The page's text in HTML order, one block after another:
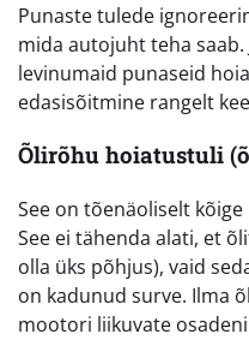
Punaste tulede
mida autojuht teha saab.
levinumaid punaseid
edasisõitmine rangelt
Õlirõhu hoiatustuli
See on tõenäoliselt
See ei tähenda alati, et
olla üks põhjus), vaid
on kadunud surve. Ilma
mootori liikuvate